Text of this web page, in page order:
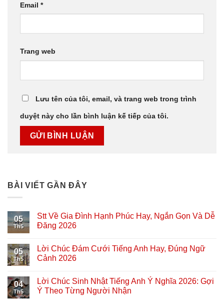
Email *
Trang web
Lưu tên của tôi, email, và trang web trong trình
duyệt này cho lần bình luận kế tiếp của tôi.
BÀI VIẾT GẦN ĐÂY
05
Th5
Stt Về Gia Đình Hạnh Phúc Hay, Ngắn Gọn Và Dễ
Đăng 2026
05
Th5
Lời Chúc Đám Cưới Tiếng Anh Hay, Đúng Ngữ
Cảnh 2026
04
Th5
Lời Chúc Sinh Nhật Tiếng Anh Ý Nghĩa 2026: Gợi
Ý Theo Từng Người Nhận